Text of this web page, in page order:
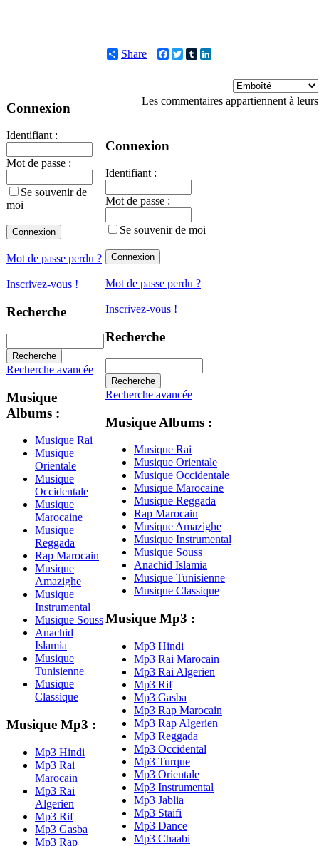
Connexion
Identifiant :
Mot de passe :
Se souvenir de
moi
Mot de passe perdu ?
Inscrivez-vous !
Recherche
Recherche avancée
Musique
Albums :
Musique Rai
Musique
Orientale
Musique
Occidentale
Musique
Marocaine
Musique
Reggada
Rap Marocain
Musique
Amazighe
Musique
Instrumental
Musique Souss
Anachid
Islamia
Musique
Tunisienne
Musique
Classique
Musique Mp3 :
Mp3 Hindi
Mp3 Rai
Marocain
Mp3 Rai
Algerien
Mp3 Rif
Mp3 Gasba
Mp3 Rap
Share Facebook
TwitterTumblr
Les commentaires appartiennent à
Connexion
Identifiant :
Mot de passe :
Se souvenir de moi
Mot de passe perdu ?
Inscrivez-vous !
Recherche
Recherche avancée
Musique Albums :
Musique Rai
Musique Orientale
Musique Occidentale
Musique Marocaine
Musique Reggada
Rap Marocain
Musique Amazighe
Musique Instrumental
Musique Souss
Anachid Islamia
Musique Tunisienne
Musique Classique
Musique Mp3 :
Mp3 Hindi
Mp3 Rai Marocain
Mp3 Rai Algerien
Mp3 Rif
Mp3 Gasba
Mp3 Rap Marocain
Mp3 Rap Algerien
Mp3 Reggada
Mp3 Occidental
Mp3 Turque
Mp3 Orientale
Mp3 Instrumental
Mp3 Jablia
Mp3 Staifi
Mp3 Dance
Mp3 Chaabi